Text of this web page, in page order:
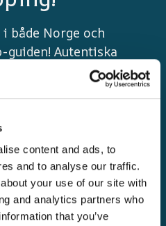
content and ads, to
and to analyse our traffic.
your use of our site with
and analytics partners who
that you’ve
både Norge och
Autentiska
och unika
dig.